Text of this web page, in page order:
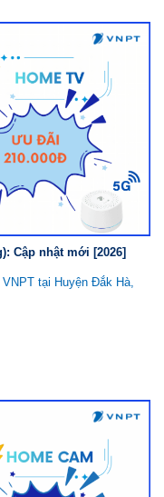
Cập nhật mới [2026]
tại Huyện Đắk Hà,